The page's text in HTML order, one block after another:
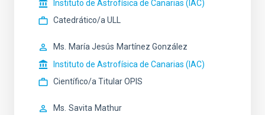
Instituto de Astrofísica de Canarias (IAC)
Catedrático/a ULL
Ms. María Jesús Martínez González
Instituto de Astrofísica de Canarias (IAC)
Científico/a Titular OPIS
Ms. Savita Mathur